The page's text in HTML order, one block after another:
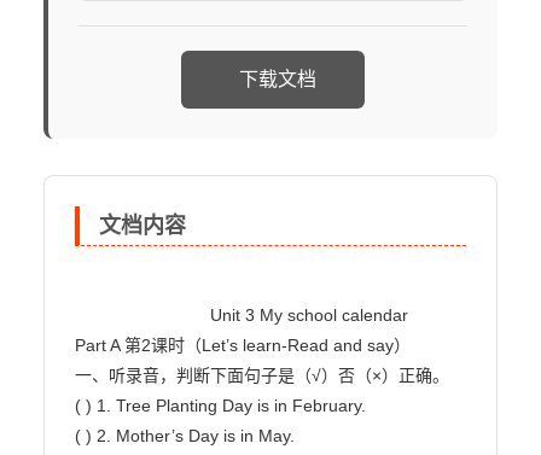
下载文档
文档内容
Part A 第2课时（Let’s learn-Read and say）
一、听录音，判断下面句子是（√）否（×）正确。
( ) 1. Tree Planting Day is in February.
( ) 2. Mother’s Day is in May.